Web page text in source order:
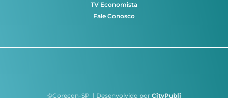
TV Economista
Fale Conosco
©Corecon-SP | Desenvolvido por CityPubli